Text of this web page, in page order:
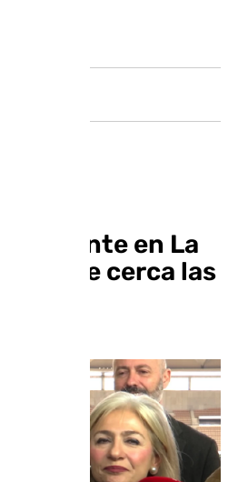
presente en La
de cerca las